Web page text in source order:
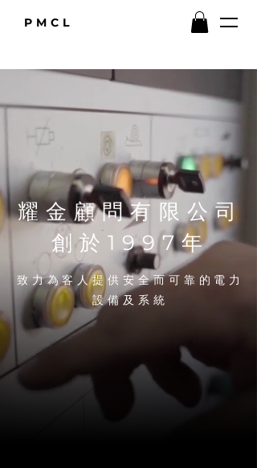
PMCL
耀金顧問有限公司
​創於1997年
致力為客人提供安全而可靠的電力
設備及系統